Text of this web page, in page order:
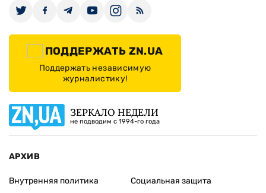
ПОДДЕРЖАТЬ ZN.UA
Поддержать независимую
журналистику!
ЗЕРКАЛО НЕДЕЛИ
не подводим с 1994-го года
АРХИВ
Внутренняя политика
Социальная защита